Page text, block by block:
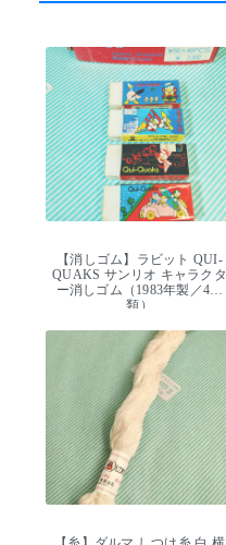
【消しゴム】ラビット QUI-
QUAKS サンリオ キャラクタ
ー消しゴム（1983年製／4種
類）